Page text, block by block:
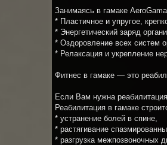
Занимаясь в гамаке
* Пластичное и упругое,
* Энергетический заряд
* Оздоровление всех систем
* Релаксация и укрепление
Фитнес в гамаке — это
Если Вам нужна
Реабилитация в гамаке
* устранение болей в спине,
* растягивание
* разгрузка межпозвоночных